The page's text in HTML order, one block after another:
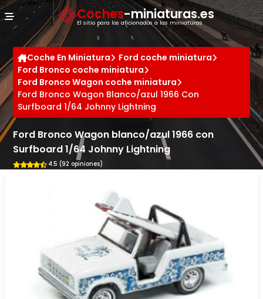
Coches-miniaturas.es
El sitio para los aficionados a las miniaturas
Coche En Miniatura
Ford coche miniatura
Ford Bronco coche miniatura
Ford Bronco Wagon coche miniatura
Ford Bronco Wagon Blanco/azul 1966 Con
Surfboard 1/64 Johnny Lightning
Ford Bronco Wagon blanco/azul 1966 con
Surfboard 1/64 Johnny Lightning
4.5 (92 opiniones)
Panel de gestión de cookies